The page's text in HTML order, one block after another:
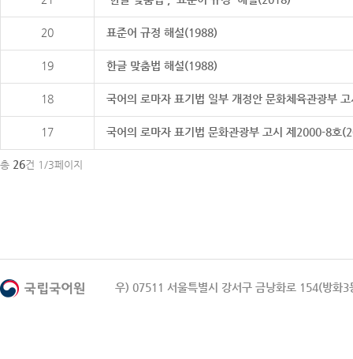
20 표준어 규정 해설(1988)
19 한글 맞춤법 해설(1988)
18 국어의 로마자 표기법 일부 개정안 문화체육관광부
17 국어의 로마자 표기법 문화관광부 고시 제2000-8호
총 26건 1/3페이지
우) 07511 서울특별시 강서구 금낭화로 154(방화3